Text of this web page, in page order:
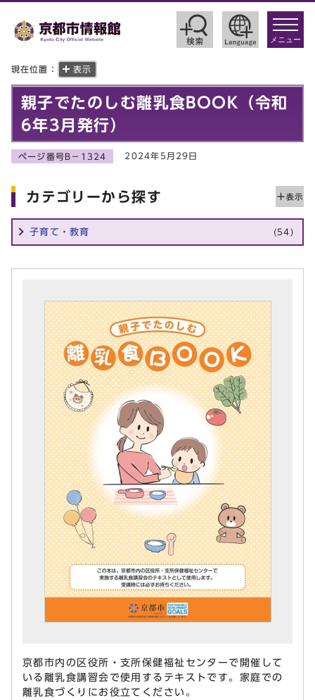
toggle
メニュー
現在位置： 表示
親子でたのしむ離乳食BOOK（令和
6年3月発行）
ページ番号B－1324 2024年5月29日
カテゴリーから探す
子育て・教育 (54)
京都市内の区役所・支所保健福祉センターで開催して
いる離乳食講習会で使用するテキストです。家庭での
離乳食づくりにお役立てください。